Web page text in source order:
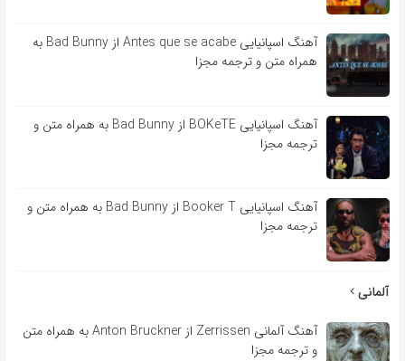
آهنگ اسپانیایی Antes que se acabe از Bad Bunny به
همراه متن و ترجمه مجزا
آهنگ اسپانیایی BOKeTE از Bad Bunny به همراه متن و
ترجمه مجزا
آهنگ اسپانیایی Booker T از Bad Bunny به همراه متن و
ترجمه مجزا
آلمانی
آهنگ آلمانی Zerrissen از Anton Bruckner به همراه متن
و ترجمه مجزا